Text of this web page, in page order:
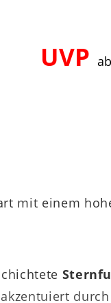
UVP ab
mit einem